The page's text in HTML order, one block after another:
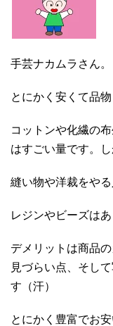
手芸ナカムラさん。
とにかく安くて品物
コットンや化繊の
はすごい量です。し
縫い物や洋裁をやる
レジンやビーズはあ
デメリットは商品
見づらい点、そし
す（汗）
とにかく豊富でお